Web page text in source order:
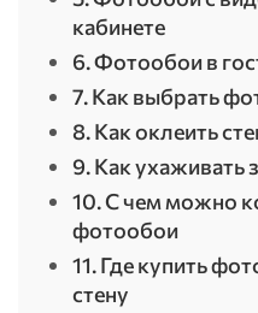
кабинете
6. Фотообои в
7. Как выбрать
8. Как оклеить
9. Как ухаживать
10. С чем можно
фотообои
11. Где купить
стену